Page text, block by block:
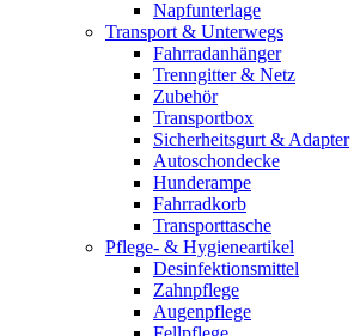
Napfunterlage
Transport & Unterwegs
Fahrradanhänger
Trenngitter & Netz
Zubehör
Transportbox
Sicherheitsgurt & Adapter
Autoschondecke
Hunderampe
Fahrradkorb
Transporttasche
Pflege- & Hygieneartikel
Desinfektionsmittel
Zahnpflege
Augenpflege